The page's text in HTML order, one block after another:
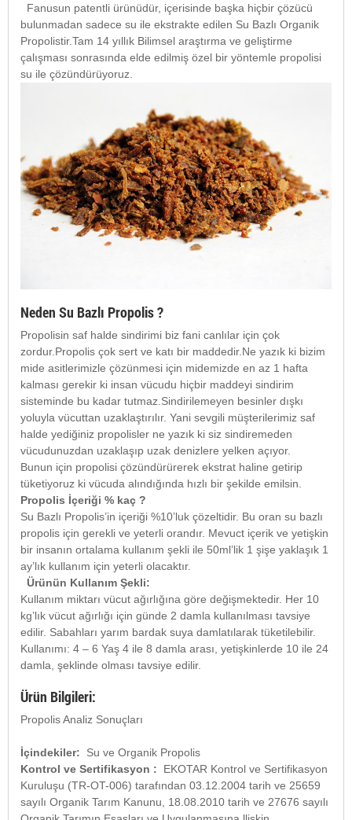
Fanusun patentli ürünüdür, içerisinde başka hiçbir çözücü
bulunmadan sadece su ile ekstrakte edilen Su Bazlı Organik
Propolistir.Tam 14 yıllık Bilimsel araştırma ve geliştirme
çalışması sonrasında elde edilmiş özel bir yöntemle propolisi
su ile çözündürüyoruz.
Neden Su Bazlı Propolis ?
Propolisin saf halde sindirimi biz fani canlılar için çok
zordur.Propolis çok sert ve katı bir maddedir.Ne yazık ki bizim
mide asitlerimizle çözünmesi için midemizde en az 1 hafta
kalması gerekir ki insan vücudu hiçbir maddeyi sindirim
sisteminde bu kadar tutmaz.Sindirilemeyen besinler dışkı
yoluyla vücuttan uzaklaştırılır. Yani sevgili müşterilerimiz saf
halde yediğiniz propolisler ne yazık ki siz sindiremeden
vücudunuzdan uzaklaşıp uzak denizlere yelken açıyor.
Bunun için propolisi çözündürürerek ekstrat haline getirip
tüketiyoruz ki vücuda alındığında hızlı bir şekilde emilsin.
Propolis İçeriği % kaç ?
Su Bazlı Propolis’in içeriği %10’luk çözeltidir. Bu oran su bazlı
propolis için gerekli ve yeterli orandır. Mevuct içerik ve yetişkin
bir insanın ortalama kullanım şekli ile 50ml’lik 1 şişe yaklaşık 1
ay’lık kullanım için yeterli olacaktır.
Ürünün Kullanım Şekli:
Kullanım miktarı vücut ağırlığına göre değişmektedir. Her 10
kg’lık vücut ağırlığı için günde 2 damla kullanılması tavsiye
edilir. Sabahları yarım bardak suya damlatılarak tüketilebilir.
Kullanımı: 4 – 6 Yaş 4 ile 8 damla arası, yetişkinlerde 10 ile 24
damla, şeklinde olması tavsiye edilir.
Ürün Bilgileri:
Propolis Analiz Sonuçları
İçindekiler: Su ve Organik Propolis
Kontrol ve Sertifikasyon : EKOTAR Kontrol ve Sertifikasyon
Kuruluşu (TR-OT-006) tarafından 03.12.2004 tarih ve 25659
sayılı Organik Tarım Kanunu, 18.08.2010 tarih ve 27676 sayılı